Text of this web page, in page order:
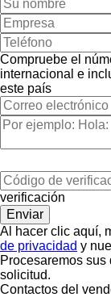
Compruebe el
internacional e
este país
verificación
Al hacer clic aquí,
de privacidad y
Procesaremos
solicitud.
Contactos del